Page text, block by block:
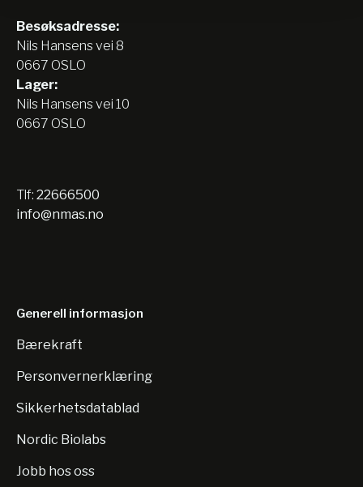
Besøksadresse:
Nils Hansens vei 8
0667 OSLO
Lager:
Nils Hansens vei 10
0667 OSLO
Tlf: 22666500
info@nmas.no
Generell informasjon
Bærekraft
Personvernerklæring
Sikkerhetsdatablad
Nordic Biolabs
Jobb hos oss